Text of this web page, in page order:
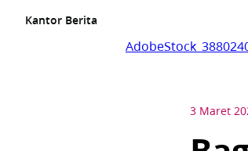
Kantor Berita
3 Maret